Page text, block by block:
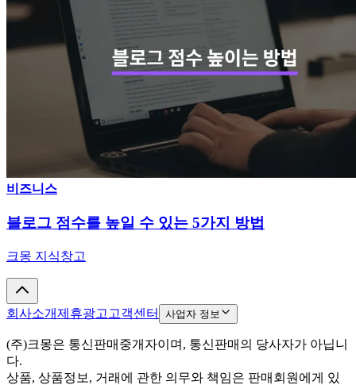
비즈니스
블로그 점수를 높일 수 있는 5가지 방법
크몽 지식창고
회사소개제휴광고 고객센터 사업자 정보
(주)크몽은 통신판매중개자이며, 통신판매의 당사자가 아닙니
다.
상품, 상품정보, 거래에 관한 의무와 책임은 판매회원에게 있